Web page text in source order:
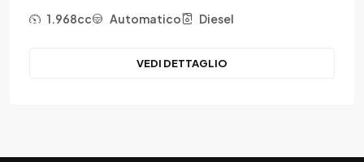
1.968cc Automatico Diesel
VEDI DETTAGLIO